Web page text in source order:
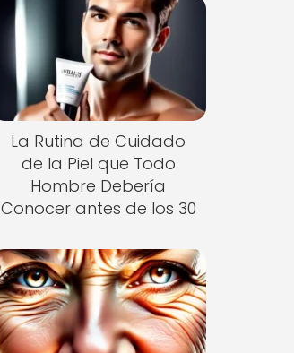
La Rutina de Cuidado
de la Piel que Todo
Hombre Debería
Conocer antes de los 30